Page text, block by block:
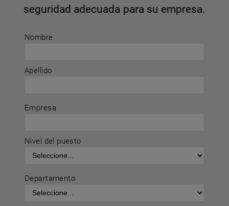
Nombre
Apellido
Empresa
Nivel del puesto
Departamento
seguridad adecuada para su empresa.